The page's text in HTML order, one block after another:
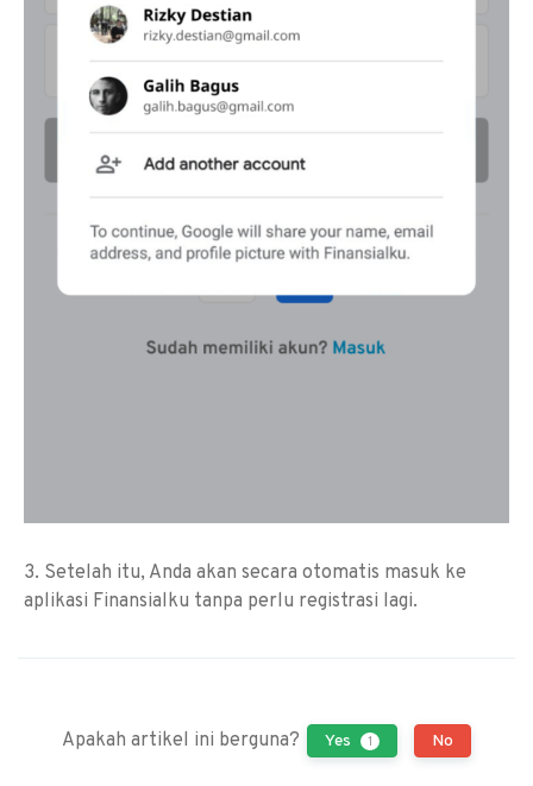
3. Setelah itu, Anda akan secara otomatis masuk ke
aplikasi Finansialku tanpa perlu registrasi lagi.
Apakah artikel ini berguna? Yes 1 No